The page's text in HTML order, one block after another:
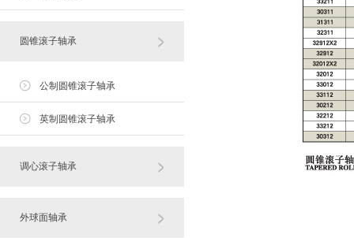
圆锥滚子轴承
公制圆锥滚子轴承
英制圆锥滚子轴承
调心滚子轴承
外球面轴承